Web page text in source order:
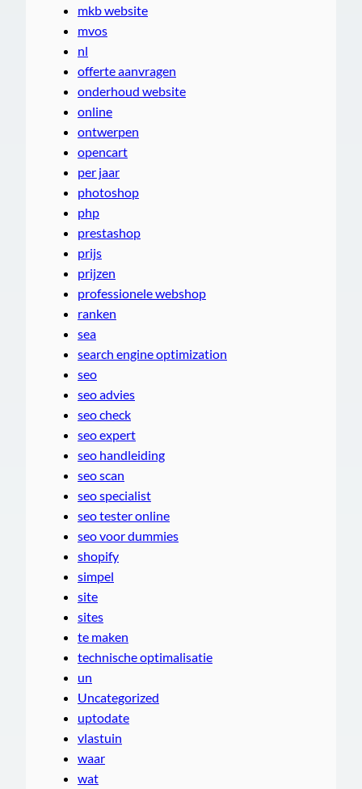
mkb website
mvos
nl
offerte aanvragen
onderhoud website
online
ontwerpen
opencart
per jaar
photoshop
php
prestashop
prijs
prijzen
professionele webshop
ranken
sea
search engine optimization
seo
seo advies
seo check
seo expert
seo handleiding
seo scan
seo specialist
seo tester online
seo voor dummies
shopify
simpel
site
sites
te maken
technische optimalisatie
un
Uncategorized
uptodate
vlastuin
waar
wat